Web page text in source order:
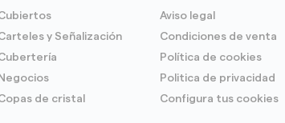
y Señalización
Negocios
de cristal
Aviso legal
Condiciones de venta
Política de cookies
Politica de privacidad
Configura tus cookies